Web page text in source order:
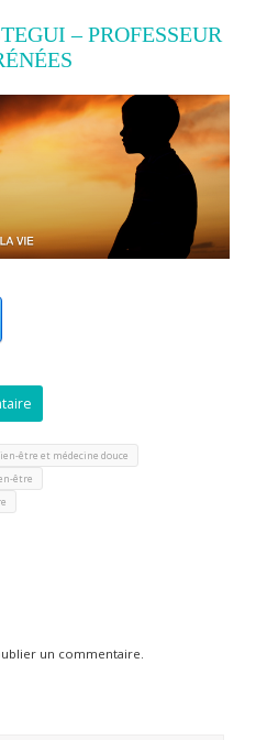
– PROFESSEUR
être et médecine douce
être
un commentaire.